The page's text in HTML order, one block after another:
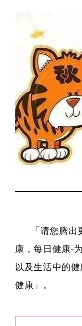
「请您腾
康，每日健康-
以及生活中的
健康」。